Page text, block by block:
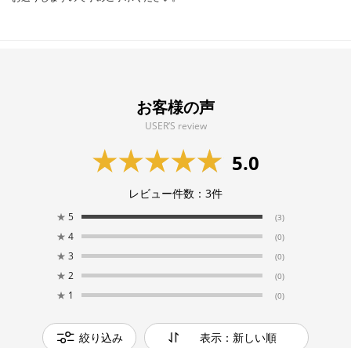
お客様の声
USER’S review
5.0
レビュー件数： 3件
★ 5 (3)
★ 4 (0)
★ 3 (0)
★ 2 (0)
★ 1 (0)
絞り込み 表示：新しい順